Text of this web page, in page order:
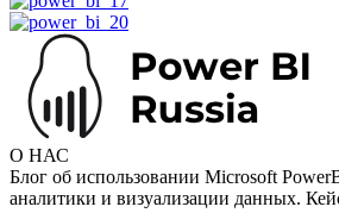
О НАС
Блог об использовании Microsoft
аналитики и визуализации данных.